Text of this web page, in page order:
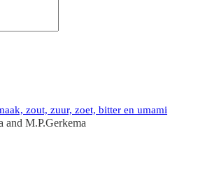
zout, zuur, zoet, bitter en umami
and M.P.Gerkema